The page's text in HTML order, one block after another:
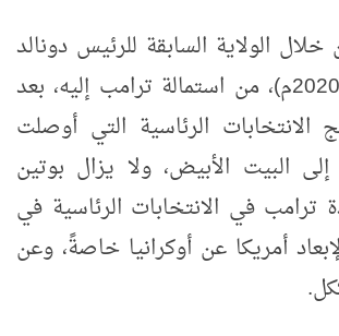
الولاية السابقة للرئيس دونالد
ترامب (1996- 2020م)، من استمالة ترامب إليه، بعد
الانتخابات الرئاسية التي أوصلت
البيت الأبيض، ولا يزال بوتين
ترامب في الانتخابات الرئاسية في
أمريكا عن أوكرانيا خاصةً، وعن